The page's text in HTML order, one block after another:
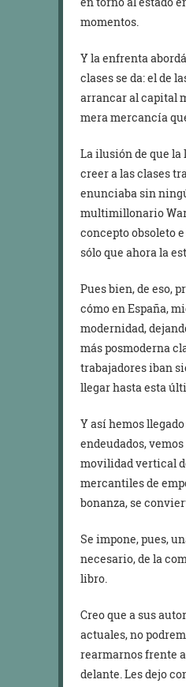
momentos.
Y la enfrenta
clases se da: el de
arrancar al capital
mera mercancía
La ilusión de que la
creer a las clases
enunciaba sin
multimillonario
concepto obsoleto
sólo que ahora la
Pues bien, de eso,
cómo en España,
modernidad,
más posmoderna
trabajadores iban
llegar hasta esta
Y así hemos
endeudados,
movilidad vertical
mercantiles de
bonanza, se
Se impone, pues,
necesario, de la
libro.
Creo que a sus
actuales, no
rearmarnos frente
delante. Les dejo